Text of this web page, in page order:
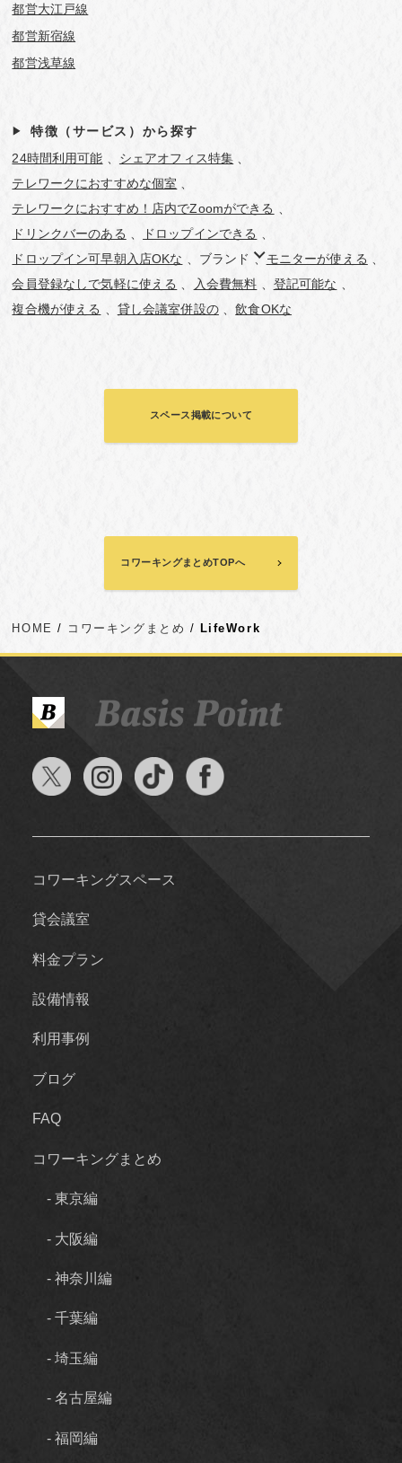
都営大江戸線
都営新宿線
都営浅草線
特徴（サービス）から探す
24時間利用可能
シェアオフィス特集
テレワークにおすすめな個室
テレワークにおすすめ！店内でZoomができる
ドリンクバーのある
ドロップインできる
ドロップイン可早朝入店OKな
ブランド
モニターが使える
会員登録なしで気軽に使える
入会費無料
登記可能な
複合機が使える
貸し会議室併設の 飲食OKな
スペース掲載について
コワーキングまとめTOPへ
HOME コワーキングまとめ LifeWork
コワーキングスペース
貸会議室
料金プラン
設備情報
利用事例
ブログ
FAQ
コワーキングまとめ
- 東京編
- 大阪編
- 神奈川編
- 千葉編
- 埼玉編
- 名古屋編
- 福岡編